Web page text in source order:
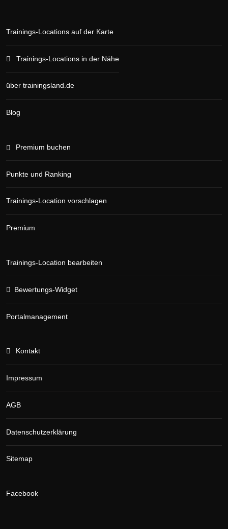
Trainings-Locations auf der Karte
Trainings-Locations in der Nähe
über trainingsland.de
Blog
Premium buchen
Punkte und Ranking
Trainings-Location vorschlagen
Premium
Trainings-Location bearbeiten
Bewertungs-Widget
Portalmanagement
Kontakt
Impressum
AGB
Datenschutzerklärung
Sitemap
Facebook